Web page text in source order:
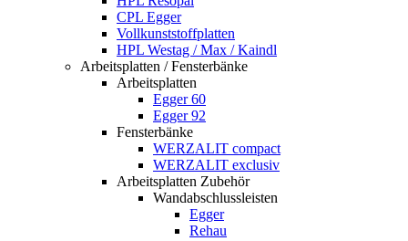
CPL Egger
Vollkunststoffplatten
HPL Westag / Max / Kaindl
Arbeitsplatten / Fensterbänke
Arbeitsplatten
Egger 60
Egger 92
Fensterbänke
WERZALIT compact
WERZALIT exclusiv
Arbeitsplatten Zubehör
Wandabschlussleisten
Egger
Rehau